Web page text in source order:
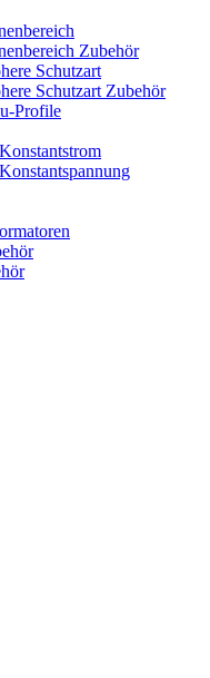
Zubehör
Schutzart
Schutzart Zubehör
Profile